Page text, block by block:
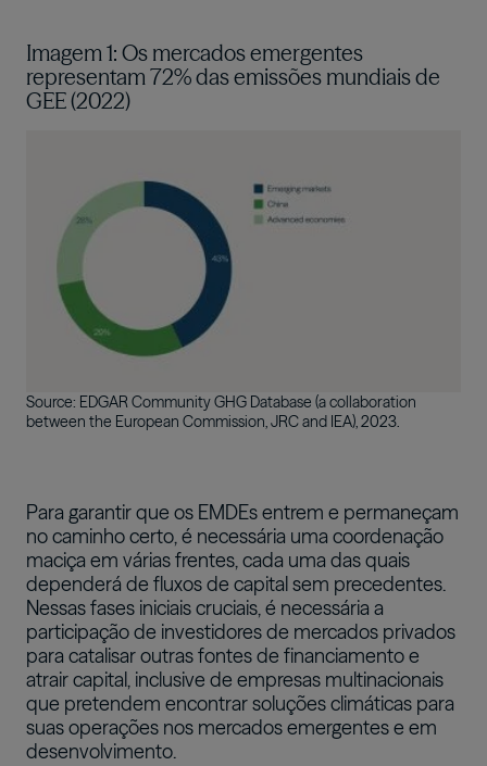
Imagem 1: Os mercados emergentes
representam 72% das emissões mundiais de
GEE (2022)
Source: EDGAR Community GHG Database (a collaboration
between the European Commission, JRC and IEA), 2023.
Para garantir que os EMDEs entrem e permaneçam
no caminho certo, é necessária uma coordenação
maciça em várias frentes, cada uma das quais
dependerá de fluxos de capital sem precedentes.
Nessas fases iniciais cruciais, é necessária a
participação de investidores de mercados privados
para catalisar outras fontes de financiamento e
atrair capital, inclusive de empresas multinacionais
que pretendem encontrar soluções climáticas para
suas operações nos mercados emergentes e em
desenvolvimento.